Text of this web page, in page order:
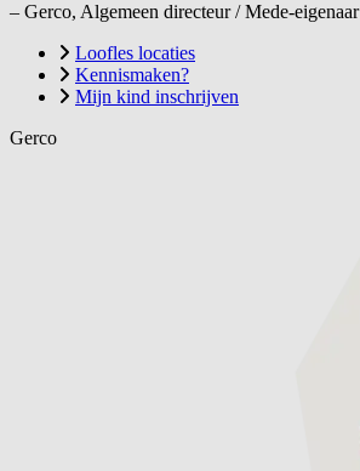
– Gerco, Algemeen directeur / Mede-eigenaar
Loofles locaties
Kennismaken?
Mijn kind inschrijven
Gerco